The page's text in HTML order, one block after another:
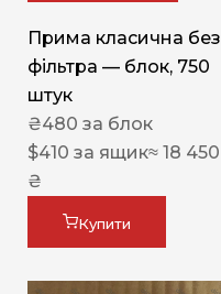
Прима класична без
фільтра — блок, 750
штук
₴480 за блок
$410 за ящик≈ 18 450
₴
Купити